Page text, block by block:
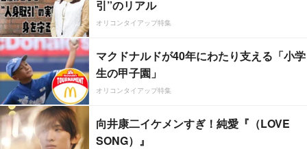
引”のリアル
オリコンタイアップ特集
マクドナルドが40年にわたり支える「小学
生の甲子園」
オリコンタイアップ特集
向井康二イケメンすぎ！純愛『（LOVE
SONG）』